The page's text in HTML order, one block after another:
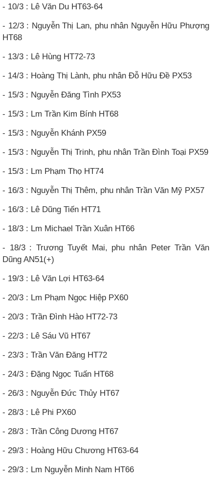
- 10/3 : Lê Văn Du HT63-64
- 12/3 : Nguyễn Thị Lan, phu nhân Nguyễn Hữu Phượng
HT68
- 13/3 : Lê Hùng HT72-73
- 14/3 : Hoàng Thị Lành, phu nhân Đỗ Hữu Đề PX53
- 15/3 : Nguyễn Đăng Tình PX53
- 15/3 : Lm Trần Kim Bính HT68
- 15/3 : Nguyễn Khánh PX59
- 15/3 : Nguyễn Thị Trinh, phu nhân Trần Đình Toại PX59
- 15/3 : Lm Phạm Thọ HT74
- 16/3 : Nguyễn Thị Thêm, phu nhân Trần Văn Mỹ PX57
- 16/3 : Lê Dũng Tiến HT71
- 18/3 : Lm Michael Trần Xuân HT66
- 18/3 : Trương Tuyết Mai, phu nhân Peter Trần Văn
Dũng AN51(+)
- 19/3 : Lê Văn Lợi HT63-64
- 20/3 : Lm Phạm Ngọc Hiệp PX60
- 20/3 : Trần Đình Hào HT72-73
- 22/3 : Lê Sáu Vũ HT67
- 23/3 : Trần Văn Đăng HT72
- 24/3 : Đặng Ngọc Tuấn HT68
- 26/3 : Nguyễn Đức Thủy HT67
- 28/3 : Lê Phi PX60
- 28/3 : Trần Công Dương HT67
- 29/3 : Hoàng Hữu Chương HT63-64
- 29/3 : Lm Nguyễn Minh Nam HT66